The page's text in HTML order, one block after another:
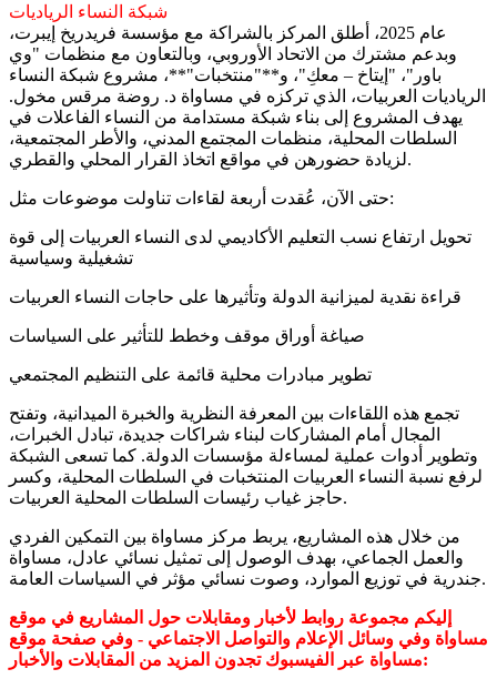
شبكة النساء الرياديات
عام 2025، أطلق المركز بالشراكة مع مؤسسة فريدريخ إيبرت،
وبدعم مشترك من الاتحاد الأوروبي، وبالتعاون مع منظمات "وي
باور"، "إيتاخ – معكِ"، و**"منتخبات"**، مشروع شبكة النساء
الرياديات العربيات، الذي تركزه في مساواة د. روضة مرقس مخول.
يهدف المشروع إلى بناء شبكة مستدامة من النساء الفاعلات في
السلطات المحلية، منظمات المجتمع المدني، والأطر المجتمعية،
لزيادة حضورهن في مواقع اتخاذ القرار المحلي والقطري.
حتى الآن، عُقدت أربعة لقاءات تناولت موضوعات مثل:
تحويل ارتفاع نسب التعليم الأكاديمي لدى النساء العربيات إلى قوة
تشغيلية وسياسية
قراءة نقدية لميزانية الدولة وتأثيرها على حاجات النساء العربيات
صياغة أوراق موقف وخطط للتأثير على السياسات
تطوير مبادرات محلية قائمة على التنظيم المجتمعي
تجمع هذه اللقاءات بين المعرفة النظرية والخبرة الميدانية، وتفتح
المجال أمام المشاركات لبناء شراكات جديدة، تبادل الخبرات،
وتطوير أدوات عملية لمساءلة مؤسسات الدولة. كما تسعى الشبكة
لرفع نسبة النساء العربيات المنتخبات في السلطات المحلية، وكسر
حاجز غياب رئيسات السلطات المحلية العربيات.
من خلال هذه المشاريع، يربط مركز مساواة بين التمكين الفردي
والعمل الجماعي، بهدف الوصول إلى تمثيل نسائي عادل، مساواة
جندرية في توزيع الموارد، وصوت نسائي مؤثر في السياسات العامة.
إليكم مجموعة روابط لأخبار ومقابلات حول المشاريع في موقع
مساواة وفي وسائل الإعلام والتواصل الاجتماعي - وفي صفحة موقع
مساواة عبر الفيسبوك تجدون المزيد من المقابلات والأخبار: